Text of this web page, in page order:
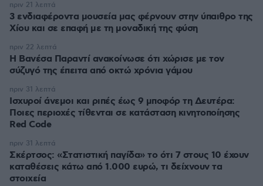
3 ενδιαφέροντα μουσεία μας φέρνουν στην ύπαιθρο της
Χίου και σε επαφή με τη μοναδική της φύση
πριν 21 λεπτά
Η Βανέσα Παραντί ανακοίνωσε ότι χώρισε με τον
σύζυγό της έπειτα από οκτώ χρόνια γάμου
πριν 22 λεπτά
Ισχυροί άνεμοι και ριπές έως 9 μποφόρ τη Δευτέρα:
Ποιες περιοχές τίθενται σε κατάσταση κινητοποίησης
Red Code
πριν 31 λεπτά
Σκέρτσος: «Στατιστική παγίδα» το ότι 7 στους 10 έχουν
καταθέσεις κάτω από 1.000 ευρώ, τι δείχνουν τα
στοιχεία
πριν 31 λεπτά